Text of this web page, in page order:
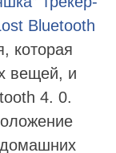
Bluetooth
которая
вещей, и
4. 0.